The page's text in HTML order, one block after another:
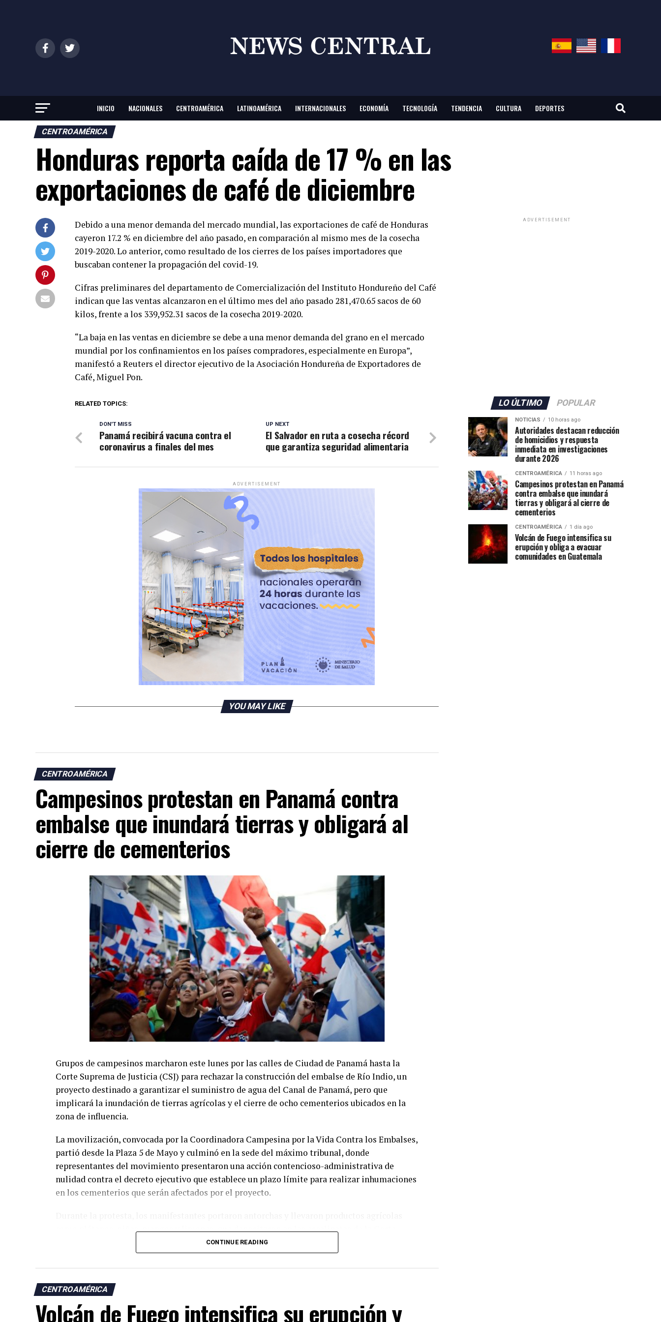
INICIO NACIONALES CENTROAMÉRICA LATINOAMÉRICA INTERNACIONALES ECONOMÍA TECNOLOGÍA TENDENCIA CULTURA DEPORTES
CENTROAMÉRICA
Honduras reporta caída de 17 % en las
exportaciones de café de diciembre
Debido a una menor demanda del mercado mundial, las exportaciones de café de Honduras
cayeron 17.2 % en diciembre del año pasado, en comparación al mismo mes de la cosecha
2019-2020. Lo anterior, como resultado de los cierres de los países importadores que
buscaban contener la propagación del covid-19.
Cifras preliminares del departamento de Comercialización del Instituto Hondureño del Café
indican que las ventas alcanzaron en el último mes del año pasado 281,470.65 sacos de 60
kilos, frente a los 339,952.31 sacos de la cosecha 2019-2020.
“La baja en las ventas en diciembre se debe a una menor demanda del grano en el mercado
mundial por los confinamientos en los países compradores, especialmente en Europa”,
manifestó a Reuters el director ejecutivo de la Asociación Hondureña de Exportadores de
Café, Miguel Pon.
RELATED TOPICS:
UP NEXT
El Salvador en ruta a cosecha récord
que garantiza seguridad alimentaria
DON'T MISS
Panamá recibirá vacuna contra el
coronavirus a finales del mes
ADVERTISEMENT
YOU MAY LIKE
CENTROAMÉRICA
Campesinos protestan en Panamá contra
embalse que inundará tierras y obligará al
cierre de cementerios
Grupos de campesinos marcharon este lunes por las calles de Ciudad de Panamá hasta la
Corte Suprema de Justicia (CSJ) para rechazar la construcción del embalse de Río Indio, un
proyecto destinado a garantizar el suministro de agua del Canal de Panamá, pero que
implicará la inundación de tierras agrícolas y el cierre de ocho cementerios ubicados en la
zona de influencia.
La movilización, convocada por la Coordinadora Campesina por la Vida Contra los Embalses,
partió desde la Plaza 5 de Mayo y culminó en la sede del máximo tribunal, donde
representantes del movimiento presentaron una acción contencioso-administrativa de
nulidad contra el decreto ejecutivo que establece un plazo límite para realizar inhumaciones
en los cementerios que serán afectados por el proyecto.
como plátanos, piñas, mangos y limones, que depositaron en las escalinatas de la Corte
como símbolo del impacto que, aseguran, tendrá la obra sobre sus medios de vida.
«Hoy vamos a presentar a la Corte un amparo contra ese decreto. Tiene que derogarse. Esto
los Embalses, José Florentino Chirú, quien pidió que el tribunal actúe con justicia.
El abogado Santander Tristán Donoso, asesor del movimiento, explicó que el recurso busca
CONTINUE READING
CENTROAMÉRICA
Volcán de Fuego intensifica su erupción y
ADVERTISEMENT
LO ÚLTIMO POPULAR
NOTICIAS 10 horas ago
Autoridades destacan reducción
de homicidios y respuesta
inmediata en investigaciones
durante 2026
CENTROAMÉRICA 11 horas ago
Campesinos protestan en Panamá
contra embalse que inundará
tierras y obligará al cierre de
cementerios
CENTROAMÉRICA 1 día ago
Volcán de Fuego intensifica su
erupción y obliga a evacuar
comunidades en Guatemala